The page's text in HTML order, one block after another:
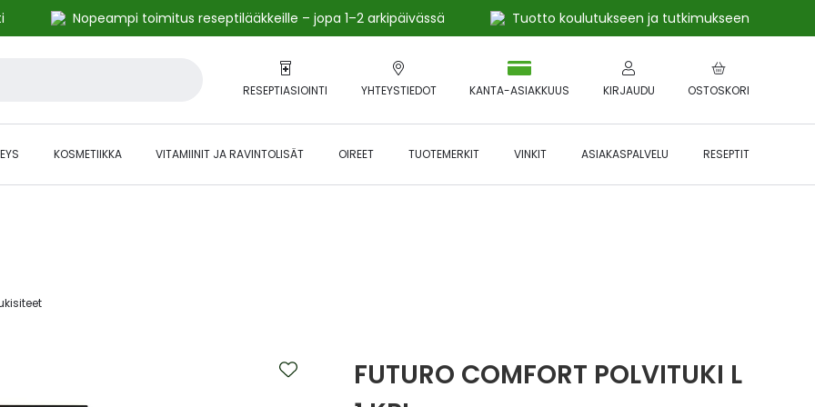
Nopeampi toimitus reseptilääkkeille – jopa 1–2 arkipäivässä
Tuotto koulutukseen ja tutkimukseen
RESEPTIASIOINTI YHTEYSTIEDOT OSTOSKORI
KANTA-ASIAKKUUS KIRJAUDU
KOSMETIIKKA VITAMIINIT JA RAVINTOLISÄT OIREET TUOTEMERKIT VINKIT ASIAKASPALVELU RESEPTIT
FUTURO COMFORT POLVITUKI L